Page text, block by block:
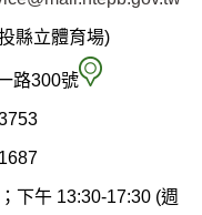
保
縣立體育場)
路300號 空
染
下午 13:30-17:30 (週